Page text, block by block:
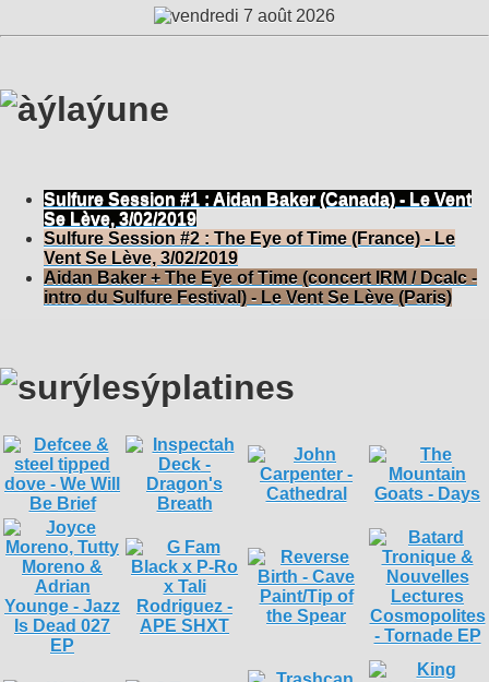
Sulfure Session #1 : Aidan Baker (Canada) - Le Vent
Se Lève, 3/02/2019
Sulfure Session #2 : The Eye of Time (France) - Le
Vent Se Lève, 3/02/2019
Aidan Baker + The Eye of Time (concert IRM / Dcalc -
intro du Sulfure Festival) - Le Vent Se Lève (Paris)